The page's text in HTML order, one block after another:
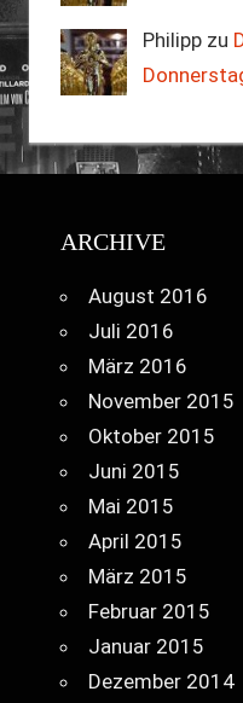
Philipp zu
ARCHIVE
August 2016
Juli 2016
März 2016
November 2015
Oktober 2015
Juni 2015
Mai 2015
April 2015
März 2015
Februar 2015
Januar 2015
Dezember 2014